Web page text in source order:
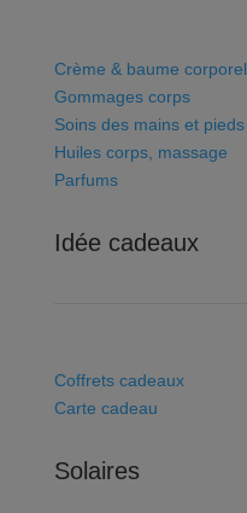
Crème & baume corporel
Gommages corps
Soins des mains et pieds
Huiles corps, massage
Parfums
Idée cadeaux
Coffrets cadeaux
Carte cadeau
Solaires